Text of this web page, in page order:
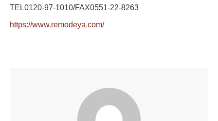
TEL0120-97-1010/FAX0551-22-8263
https://www.remodeya.com/